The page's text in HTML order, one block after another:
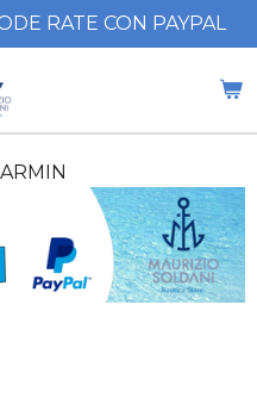
RATE CON PAYPAL